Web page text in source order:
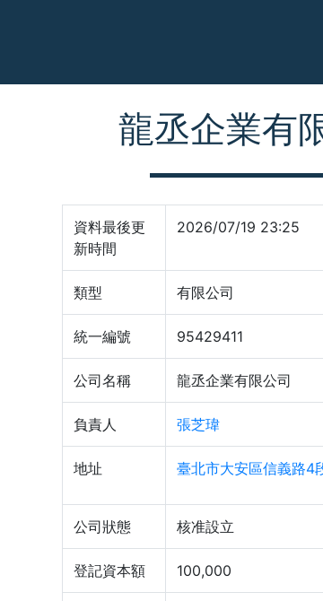
龍丞企業有
資料最後更
新時間
2026/07/19 23:25
類型 有限公司
統一編號 95429411
公司名稱 龍丞企業有限公司
負責人 張芝瑋
地址 臺北市大安區信義路4
公司狀態 核准設立
登記資本額 100,000